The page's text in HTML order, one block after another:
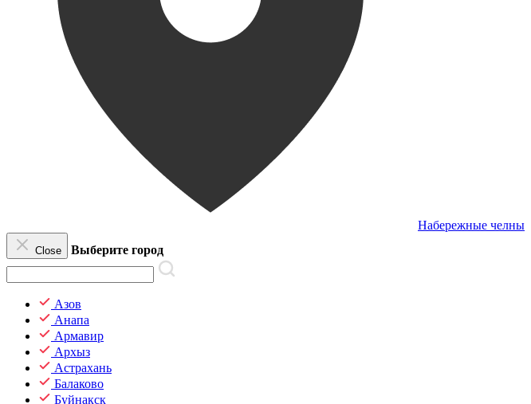
Набережные челны
Close Выберите город
Азов
Анапа
Армавир
Архыз
Астрахань
Балаково
Буйнакск